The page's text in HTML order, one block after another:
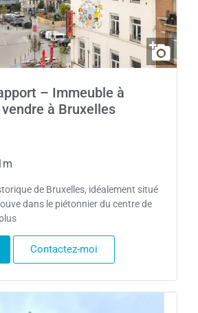
– Immeuble à
à Bruxelles
de Bruxelles, idéalement situé
dans le piétonnier du centre de
Contactez-moi